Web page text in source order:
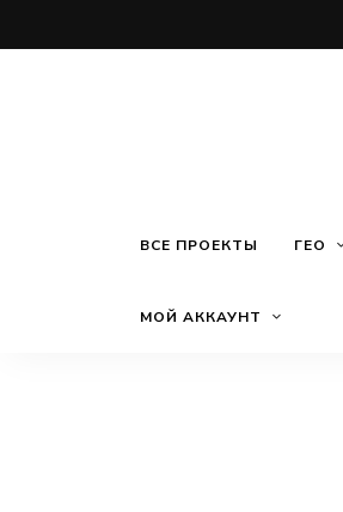
ВСЕ ПРОЕКТЫ ГЕО
МОЙ АККАУНТ